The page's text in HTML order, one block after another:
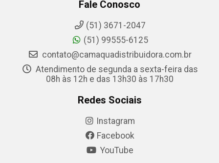
Fale Conosco
(51) 3671-2047
(51) 99555-6125
contato@camaquadistribuidora.com.br
Atendimento de segunda a sexta-feira das
08h às 12h e das 13h30 às 17h30
Redes Sociais
Instagram
Facebook
YouTube